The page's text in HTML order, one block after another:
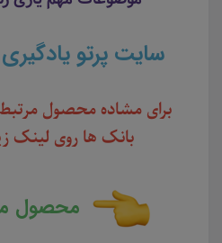
سایت پرتو
برای مشاده محصول
بانک ها روی لینک
محصول